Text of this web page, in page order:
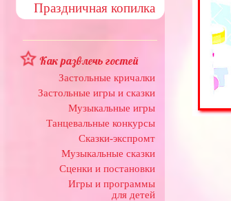
Праздничная копилка
Как развлечь гостей
Застольные кричалки
Застольные игры и сказки
Музыкальные игры
Танцевальные конкурсы
Сказки-экспромт
Музыкальные сказки
Сценки и постановки
Игры и программы
для детей